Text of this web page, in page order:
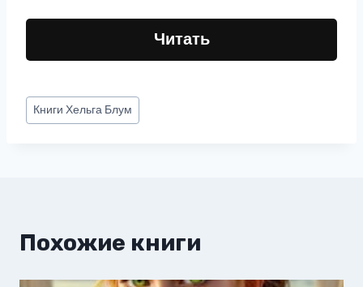
Читать
Метки
записи:
КнигиХельга Блум
Похожие книги